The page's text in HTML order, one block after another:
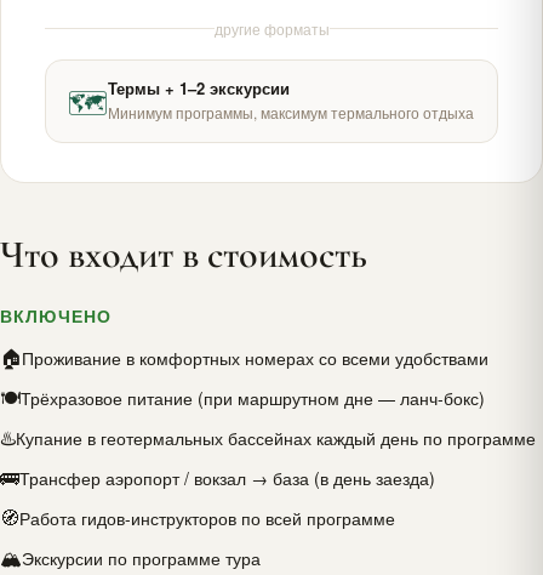
другие форматы
🗺Термы + 1–2 экскурсии
Минимум программы, максимум термального отдыха
Что входит в стоимость
ВКЛЮЧЕНО
🏠Проживание в комфортных номерах со всеми удобствами
🍽Трёхразовое питание (при маршрутном дне — ланч-бокс)
♨️Купание в геотермальных бассейнах каждый день по программе
🚌Трансфер аэропорт / вокзал → база (в день заезда)
🧭Работа гидов-инструкторов по всей программе
🏔Экскурсии по программе тура